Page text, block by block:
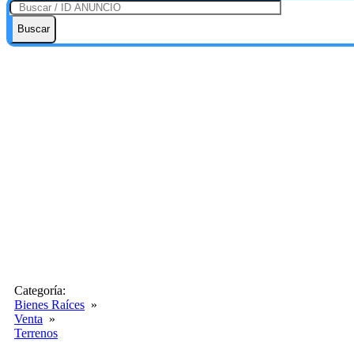
Buscar
Categoría:
Bienes Raíces »
Venta »
Terrenos